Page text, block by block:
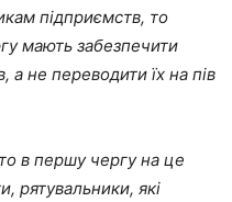
підприємств, то
мають забезпечити
а не переводити їх на пів
в першу чергу на це
рятувальники, які